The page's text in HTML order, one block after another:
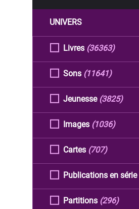
UNIVERS
Livres (36363)
Sons (11641)
Jeunesse (3825)
Images (1036)
Cartes (707)
Publications en série
Partitions (296)